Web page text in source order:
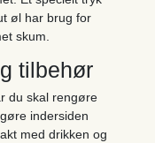
øl har brug for
skum.
tilbehør
du skal rengøre
indersiden
med drikken og